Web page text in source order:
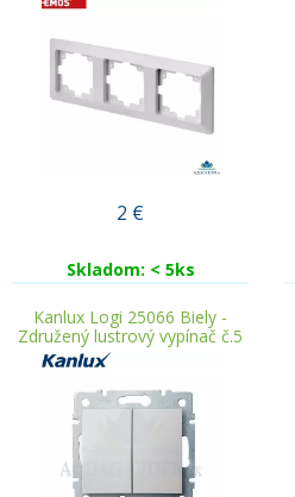
2 €
Skladom: < 5ks
Kanlux Logi 25066 Biely -
Združený lustrový vypínač č.5